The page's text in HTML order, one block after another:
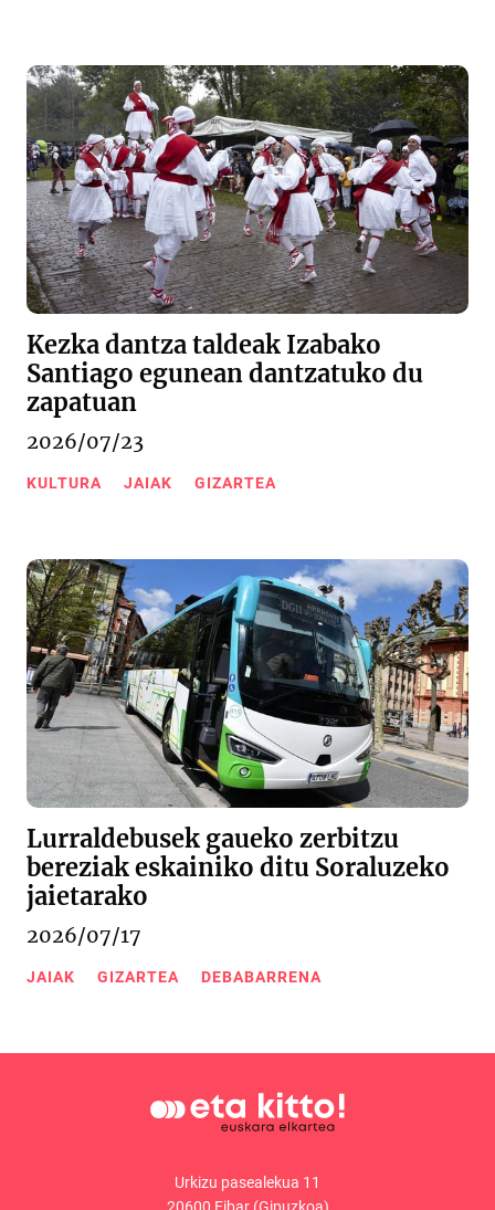
Kezka dantza taldeak Izabako
Santiago egunean dantzatuko du
zapatuan
2026/07/23
KULTURA JAIAK GIZARTEA
Lurraldebusek gaueko zerbitzu
bereziak eskainiko ditu Soraluzeko
jaietarako
2026/07/17
JAIAK GIZARTEA DEBABARRENA
Urkizu pasealekua 11